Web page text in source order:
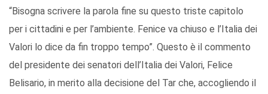
“Bisogna scrivere la parola fine su questo triste capitolo
per i cittadini e per l’ambiente. Fenice va chiuso e l’Italia dei
Valori lo dice da fin troppo tempo”. Questo è il commento
del presidente dei senatori dell’Italia dei Valori, Felice
Belisario, in merito alla decisione del Tar che, accogliendo il